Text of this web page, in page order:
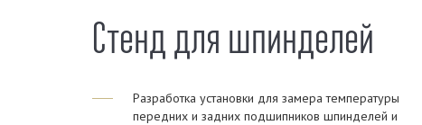
Стенд для шпинделей
Разработка установки для замера температуры
передних и задних подшипников шпинделей и